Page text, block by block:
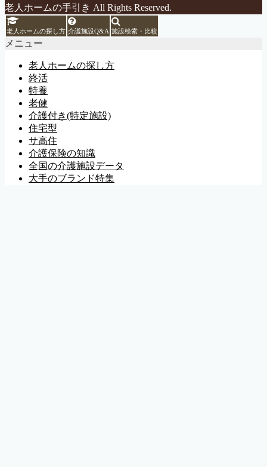
老人ホームの手引き All Rights Reserved.
老人ホームの探し方 介護施設Q&A 施設検索・比較
メニュー
老人ホームの探し方
終活
特養
老健
介護付き(特定施設)
住宅型
サ高住
介護保険の知識
全国の介護施設データ
大手のブランド特集